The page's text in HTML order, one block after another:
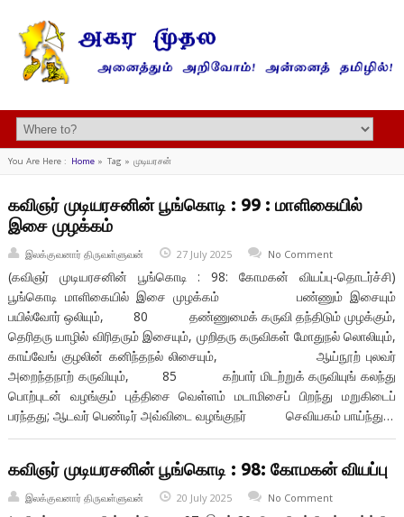
You Are Here : Home» Tag » முடியரசன்
கவிஞர் முடியரசனின் பூங்கொடி : 99 : மாளிகையில்
இசை முழக்கம்
இலக்குவனார் திருவள்ளுவன் 27 July 2025 No Comment
(கவிஞர் முடியரசனின் பூங்கொடி : 98: கோமகன் வியப்பு-தொடர்ச்சி)
பூங்கொடி மாளிகையில் இசை முழக்கம் பண்ணும் இசையும்
பயில்வோர் ஒலியும், 80 தண்ணுமைக் கருவி தந்திடும் முழக்கும்,
தெரிதரு யாழில் விரிதரும் இசையும், முறிதரு கருவிகள் மோதுநல் லொலியும்,
காய்வேங் குழலின் கனிந்தநல் லிசையும், ஆய்நூற் புலவர்
அறைந்தநாற் கருவியும், 85 கற்பார் மிடற்றுக் கருவியுங் கலந்து
பொற்புடன் வழங்கும் புத்திசை வெள்ளம் மடாமிசைப் பிறந்து மறுகிடைப்
பரந்தது; ஆடவர் பெண்டிர் அவ்விடை வழங்குநர் செவியகம் பாய்ந்து…
கவிஞர் முடியரசனின் பூங்கொடி : 98: கோமகன் வியப்பு
இலக்குவனார் திருவள்ளுவன் 20 July 2025 No Comment